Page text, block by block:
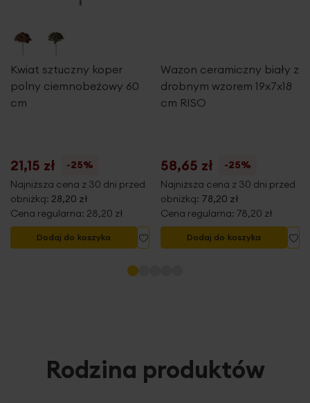
do listy życzeń
Kwiat sztuczny koper
polny ciemnobeżowy 60
cm
21,15 zł
-25%
Najniższa cena z 30 dni przed
obniżką: 28,20 zł
Cena regularna: 28,20 zł
Dodaj do koszyka Dodaj do listy życzeń
Wazon ceramiczny biały z
drobnym wzorem 19x7x18
cm RISO
58,65 zł
-25%
Najniższa cena z 30 dni przed
obniżką: 78,20 zł
Cena regularna: 78,20 zł
Dodaj do koszyka
Rodzina produktów